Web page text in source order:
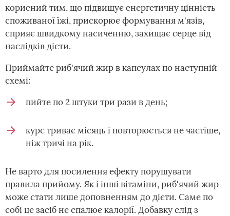
корисний тим, що підвищує енергетичну цінність
споживаної їжі, прискорює формування м'язів,
сприяє швидкому насиченню, захищає серце від
наслідків дієти.
Приймайте риб'ячий жир в капсулах по наступній
схемі:
пийте по 2 штуки три рази в день;
курс триває місяць і повторюється не частіше,
ніж тричі на рік.
Не варто для посилення ефекту порушувати
правила прийому. Як і інші вітаміни, риб'ячий жир
може стати лише доповненням до дієти. Саме по
собі це засіб не спалює калорії. Добавку слід з